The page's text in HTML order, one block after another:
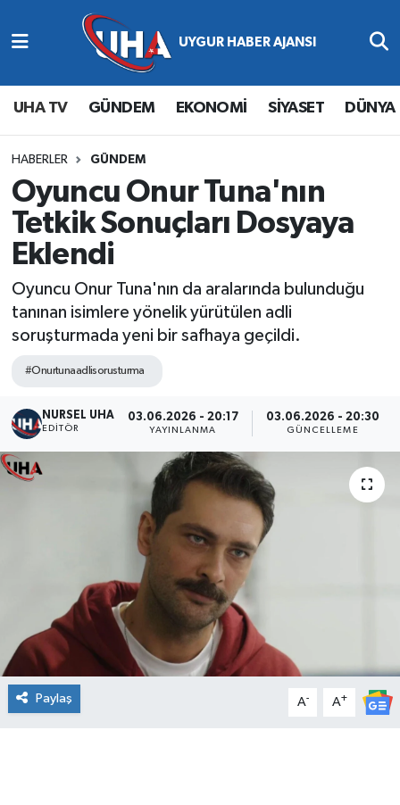
UHA TV GÜNDEM EKONOMİ SİYASET DÜNYA
HABERLER GÜNDEM
Oyuncu Onur Tuna'nın
Tetkik Sonuçları Dosyaya
Eklendi
Oyuncu Onur Tuna'nın da aralarında bulunduğu
tanınan isimlere yönelik yürütülen adli
soruşturmada yeni bir safhaya geçildi.
#Onurtunaadlisorusturma
NURSEL UHA
EDITÖR
03.06.2026 - 20:17
YAYINLANMA
03.06.2026 - 20:30
GÜNCELLEME
Paylaş A- A+
Abone Ol
Gündem
Ekonomi
Magazin
Siyaset
Spor
Yaşam
Nöbetçi Eczaneler
Hava Durumu
Namaz Vakitleri
Trafik Durumu
Süper Lig Puan Durumu ve Fikstür
Tüm Manşetler
Son Dakika Haberleri